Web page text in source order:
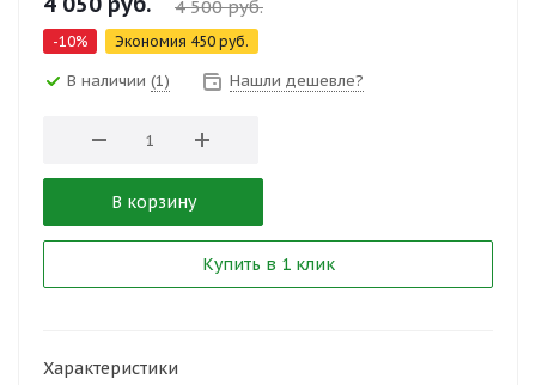
4 500руб.
-10% Экономия 450 руб.
В наличии (1) Нашли дешевле?
В корзину
Купить в 1 клик
Характеристики